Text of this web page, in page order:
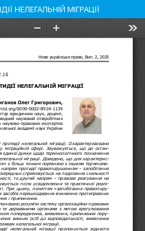
НЕЛЕГАЛЬНІЙ МІГРАЦІЇ